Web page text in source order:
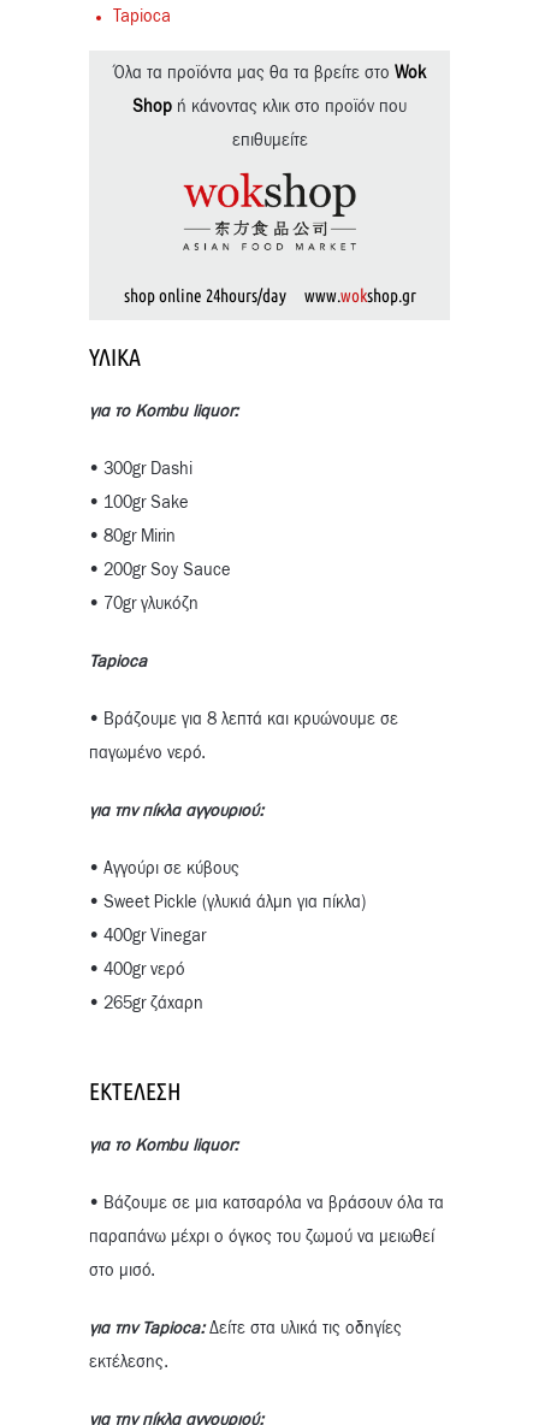
Tapioca
Όλα τα προϊόντα μας θα τα βρείτε στο Wok
Shop ή κάνοντας κλικ στο προϊόν που
επιθυμείτε
shop online 24hours/day www.wokshop.gr
ΥΛΙΚΆ
για το Kombu liquor:
• 300gr Dashi
• 100gr Sake
• 80gr Mirin
• 200gr Soy Sauce
• 70gr γλυκόζη
Tapioca
• Βράζουμε για 8 λεπτά και κρυώνουμε σε
παγωμένο νερό.
για την πίκλα αγγουριού:
• Αγγούρι σε κύβους
• Sweet Pickle (γλυκιά άλμη για πίκλα)
• 400gr Vinegar
• 400gr νερό
• 265gr ζάχαρη
ΕΚΤΈΛΕΣΗ
για το Kombu liquor:
• Βάζουμε σε μια κατσαρόλα να βράσουν όλα τα
παραπάνω μέχρι ο όγκος του ζωμού να μειωθεί
στο μισό.
για την Tapioca:Δείτε στα υλικά τις οδηγίες
εκτέλεσης.
για την πίκλα αγγουριού: